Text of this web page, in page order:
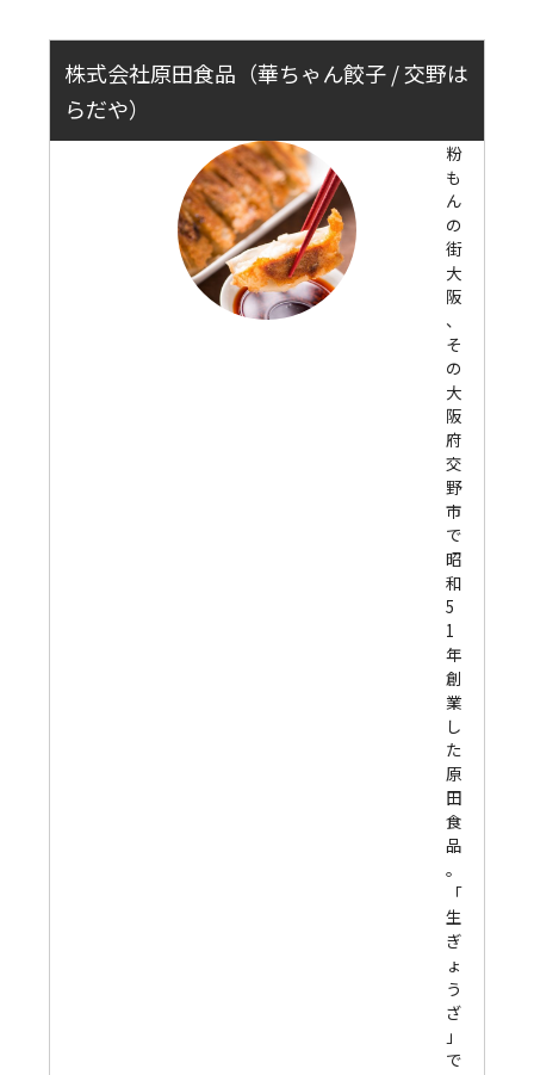
株式会社原田食品（華ちゃん餃子 / 交野は
らだや）
粉
も
ん
の
街
大
阪
、
そ
の
大
阪
府
交
野
市
で
昭
和
5
1
年
創
業
し
た
原
田
食
品
。
「
生
ぎ
ょ
う
ざ
」
で